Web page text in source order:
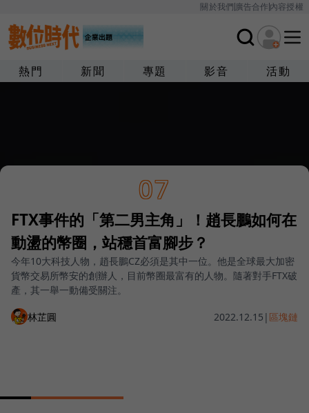
關於我們廣告合作內容授權
熱門 新聞 專題 影音 活動
07
FTX事件的「第二男主角」！趙長鵬如何在
動盪的幣圈，站穩首富腳步？
今年10大科技人物，趙長鵬CZ必須是其中一位。他是全球最大加密
貨幣交易所幣安的創辦人，目前幣圈最富有的人物。隨著對手FTX破
產，其一舉一動備受關注。
林芷圓 2022.12.15 | 區塊鏈